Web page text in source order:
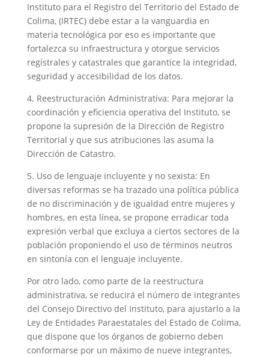
Instituto para el Registro del Territorio del Estado de
Colima, (IRTEC) debe estar a la vanguardia en
materia tecnológica por eso es importante que
fortalezca su infraestructura y otorgue servicios
regístrales y catastrales que garantice la integridad,
seguridad y accesibilidad de los datos.
4. Reestructuración Administrativa: Para mejorar la
coordinación y eficiencia operativa del Instituto, se
propone la supresión de la Dirección de Registro
Territorial y que sus atribuciones las asuma la
Dirección de Catastro.
5. Uso de lenguaje incluyente y no sexista: En
diversas reformas se ha trazado una política pública
de no discriminación y de igualdad entre mujeres y
hombres, en esta línea, se propone erradicar toda
expresión verbal que excluya a ciertos sectores de la
población proponiendo el uso de términos neutros
en sintonía con el lenguaje incluyente.
Por otro lado, como parte de la reestructura
administrativa, se reducirá el número de integrantes
del Consejo Directivo del Instituto, para ajustarlo a la
Ley de Entidades Paraestatales del Estado de Colima,
que dispone que los órganos de gobierno deben
conformarse por un máximo de nueve integrantes,